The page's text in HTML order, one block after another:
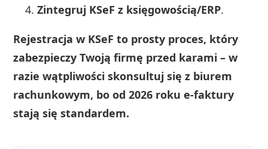
Zintegruj KSeF z księgowością/ERP.
Rejestracja w KSeF to prosty proces, który
zabezpieczy Twoją firmę przed karami – w
razie wątpliwości skonsultuj się z biurem
rachunkowym, bo od 2026 roku e-faktury
stają się standardem.